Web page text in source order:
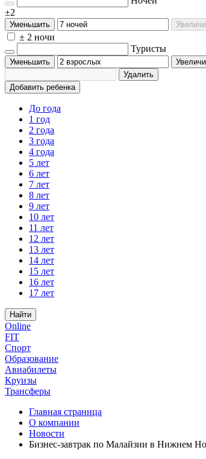
±2
Уменьшить
± 2 ночи
Туристы
Уменьшить
Удалить
Добавить ребенка
До года
1 год
2 года
3 года
4 года
5 лет
6 лет
7 лет
8 лет
9 лет
10 лет
11 лет
12 лет
13 лет
14 лет
15 лет
16 лет
17 лет
Найти
Online
FIT
Спорт
Образование
Авиабилеты
Круизы
Трансферы
Главная страница
О компании
Новости
Бизнес-завтрак по Малайзии в Нижнем